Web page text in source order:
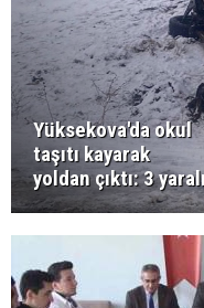
Yüksekova'da okul
taşıtı kayarak
yoldan çıktı: 3